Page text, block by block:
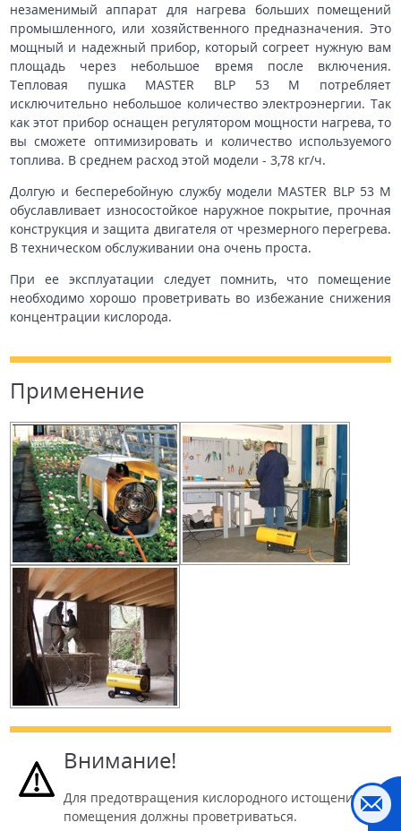
незаменимый аппарат для нагрева больших помещений
промышленного, или хозяйственного предназначения. Это
мощный и надежный прибор, который согреет нужную вам
площадь через небольшое время после включения.
Тепловая пушка MASTER BLP 53 M потребляет
исключительно небольшое количество электроэнергии. Так
как этот прибор оснащен регулятором мощности нагрева, то
вы сможете оптимизировать и количество используемого
топлива. В среднем расход этой модели - 3,78 кг/ч.
Долгую и бесперебойную службу модели MASTER BLP 53 M
обуславливает износостойкое наружное покрытие, прочная
конструкция и защита двигателя от чрезмерного перегрева.
В техническом обслуживании она очень проста.
При ее эксплуатации следует помнить, что помещение
необходимо хорошо проветривать во избежание снижения
концентрации кислорода.
Применение
Внимание!
Для предотвращения кислородного истощения
помещения должны проветриваться.